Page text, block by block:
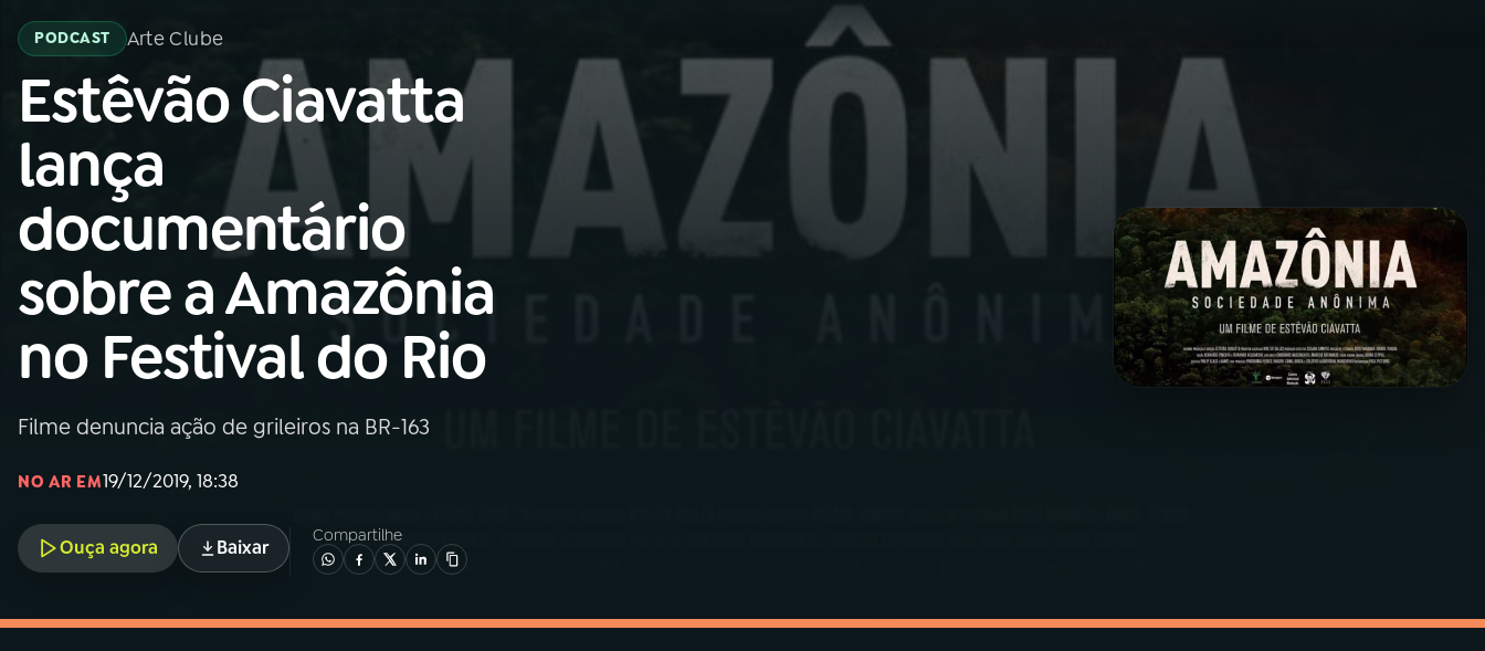
Buscar
na
Rádio
MEC
Buscar
AO VIVO
01 INÍCIO
02 A RÁDIO
03 PROGRAMAÇÃO
04PROGRAMAS
na
Rádio
PODCAST Arte Clube
Estêvão Ciavatta
lança
documentário
sobre a Amazônia
no Festival do Rio
Filme denuncia ação de grileiros na BR-163
NO AR EM19/12/2019, 18:38
Ouça agora Baixar
Compartilhe